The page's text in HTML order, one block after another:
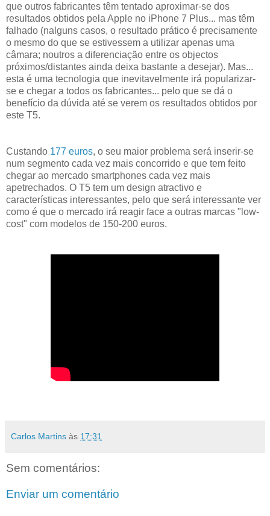
que outros fabricantes têm tentado aproximar-se dos
resultados obtidos pela Apple no iPhone 7 Plus... mas têm
falhado (nalguns casos, o resultado prático é precisamente
o mesmo do que se estivessem a utilizar apenas uma
câmara; noutros a diferenciação entre os objectos
próximos/distantes ainda deixa bastante a desejar). Mas...
esta é uma tecnologia que inevitavelmente irá popularizar-
se e chegar a todos os fabricantes... pelo que se dá o
benefício da dúvida até se verem os resultados obtidos por
este T5.
Custando 177 euros, o seu maior problema será inserir-se
num segmento cada vez mais concorrido e que tem feito
chegar ao mercado smartphones cada vez mais
apetrechados. O T5 tem um design atractivo e
características interessantes, pelo que será interessante ver
como é que o mercado irá reagir face a outras marcas "low-
cost" com modelos de 150-200 euros.
Carlos Martins às 17:31
Sem comentários:
Enviar um comentário